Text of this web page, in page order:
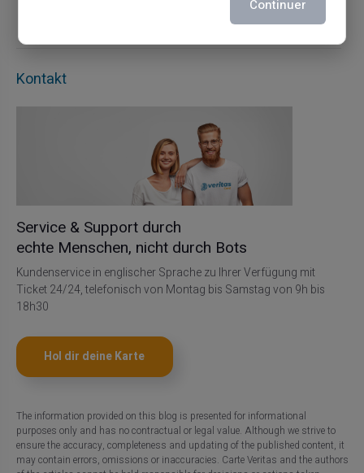
Kontakt
Service & Support durch
echte Menschen, nicht durch Bots
Kundenservice in englischer Sprache zu Ihrer Verfügung mit
Ticket 24/24, telefonisch von Montag bis Samstag von 9h bis
18h30
Hol dir deine Karte
The information provided on this blog is presented for informational
purposes only and has no contractual or legal value. Although we strive to
ensure the accuracy, completeness and updating of the published content, it
may contain errors, omissions or inaccuracies. Carte Veritas and the authors
Continuer